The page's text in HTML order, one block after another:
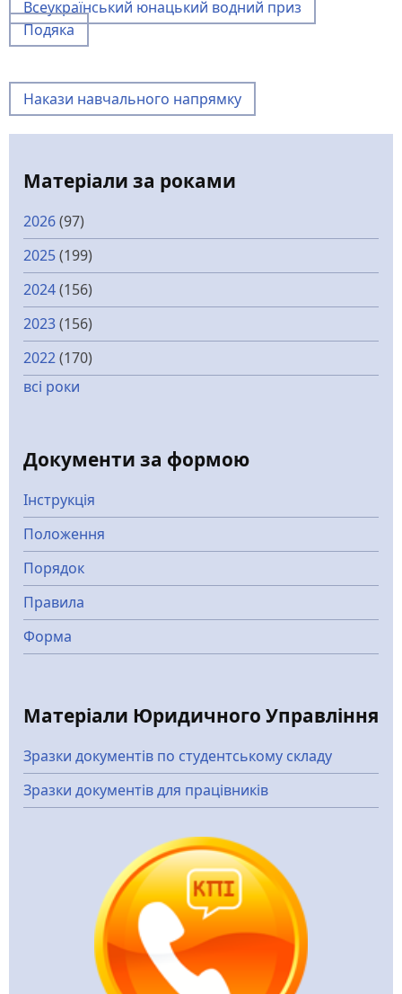
Всеукраїнський юнацький водний приз
Подяка
Накази навчального напрямку
Матеріали за роками
2026(97)
2025(199)
2024(156)
2023(156)
2022(170)
всі роки
Документи за формою
Інструкція
Положення
Порядок
Правила
Форма
Матеріали Юридичного Управління
Зразки документів по студентському складу
Зразки документів для працівників